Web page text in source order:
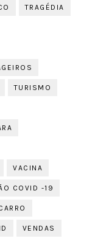
TRAGÉDIA
TURISMO
VACINA
COVID -19
VENDAS